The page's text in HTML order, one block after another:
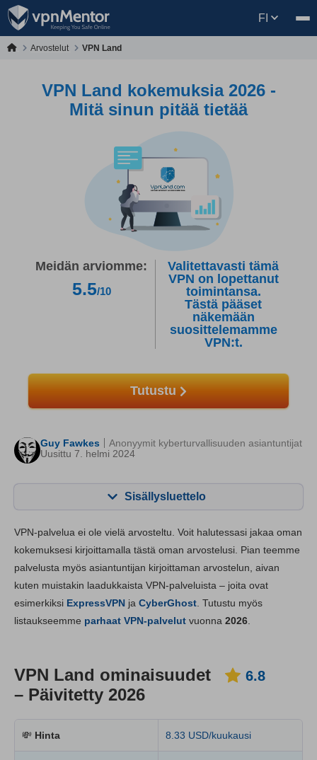
FI
Arvostelut VPN Land
VPN Land kokemuksia 2026 -
Mitä sinun pitää tietää
Meidän arviomme:
5.5/10
Valitettavasti tämä
VPN on lopettanut
toimintansa.
Tästä pääset
näkemään
suosittelemamme
VPN:t.
Tutustu
Guy Fawkes
Uusittu 7. helmi 2024
Anonyymit kyberturvallisuuden asiantuntijat
Sisällysluettelo
Perustoiminnot 6.8
Sovellukset ja asentaminen 7.4
Luotettavuus ja tukipalvelut 7.4
VPN-palvelua ei ole vielä arvosteltu. Voit halutessasi jakaa oman
kokemuksesi kirjoittamalla tästä oman arvostelusi. Pian teemme
palvelusta myös asiantuntijan kirjoittaman arvostelun, aivan
kuten muistakin laadukkaista VPN-palveluista – joita ovat
esimerkiksi ExpressVPN ja CyberGhost . Tutustu myös
listaukseemme parhaat VPN-palvelut vuonna 2026
VPN Land ominaisuudet
– Päivitetty 2026
6.8
💸 Hinta 8.33 USD/kuukausi